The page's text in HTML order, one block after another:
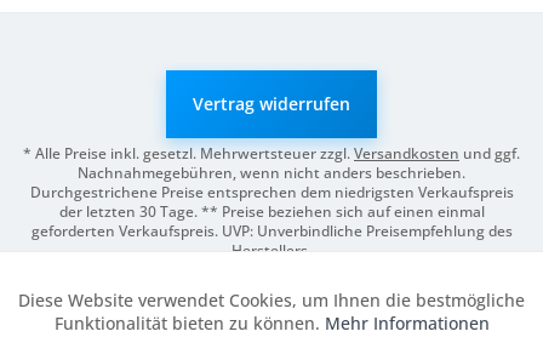
Vertrag widerrufen
* Alle Preise inkl. gesetzl. Mehrwertsteuer zzgl.Versandkosten und ggf.
Nachnahmegebühren, wenn nicht anders beschrieben.
Durchgestrichene Preise entsprechen dem niedrigsten Verkaufspreis
der letzten 30 Tage. ** Preise beziehen sich auf einen einmal
geforderten Verkaufspreis. UVP: Unverbindliche Preisempfehlung des
Herstellers.
Funktionale Aktiv
Diese Website verwendet Cookies, um Ihnen die bestmögliche
Funktionalität bieten zu können. Mehr Informationen